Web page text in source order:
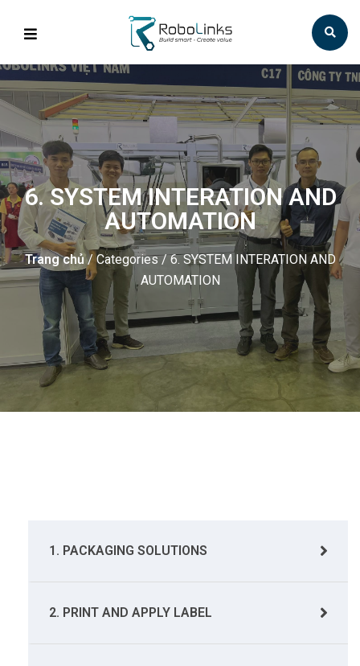
6. SYSTEM INTERATION AND
AUTOMATION
Trang chủ/ Categories / 6. SYSTEM INTERATION AND
AUTOMATION
1. PACKAGING SOLUTIONS
2. PRINT AND APPLY LABEL